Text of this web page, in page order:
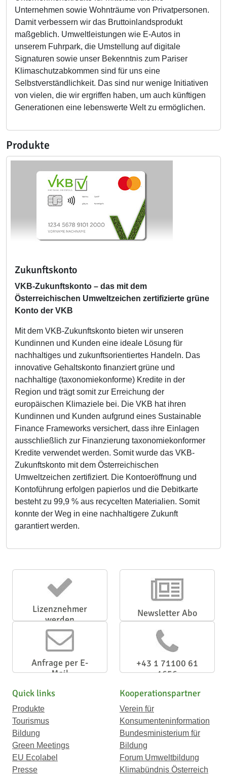
Unternehmen sowie Wohnträume von Privatpersonen.
Damit verbessern wir das Bruttoinlandsprodukt
maßgeblich. Umweltleistungen wie E-Autos in
unserem Fuhrpark, die Umstellung auf digitale
Signaturen sowie unser Bekenntnis zum Pariser
Klimaschutzabkommen sind für uns eine
Selbstverständlichkeit. Das sind nur wenige Initiativen
von vielen, die wir ergriffen haben, um auch künftigen
Generationen eine lebenswerte Welt zu ermöglichen.
Produkte
Zukunftskonto
VKB-Zukunftskonto – das mit dem
Österreichischen Umweltzeichen zertifizierte grüne
Konto der VKB
Mit dem VKB-Zukunftskonto bieten wir unseren
Kundinnen und Kunden eine ideale Lösung für
nachhaltiges und zukunftsorientiertes Handeln. Das
innovative Gehaltskonto finanziert grüne und
nachhaltige (taxonomiekonforme) Kredite in der
Region und trägt somit zur Erreichung der
europäischen Klimaziele bei. Die VKB hat ihren
Kundinnen und Kunden aufgrund eines Sustainable
Finance Frameworks versichert, dass ihre Einlagen
ausschließlich zur Finanzierung taxonomiekonformer
Kredite verwendet werden. Somit wurde das VKB-
Zukunftskonto mit dem Österreichischen
Umweltzeichen zertifiziert. Die Kontoeröffnung und
Kontoführung erfolgen papierlos und die Debitkarte
besteht zu 99,9 % aus recycelten Materialien. Somit
konnte der Weg in eine nachhaltigere Zukunft
garantiert werden.
Lizenznehmer
werden
Newsletter Abo
Anfrage per E-
Mail
+43 1 71100 61
1656
Quick links
Produkte
Tourismus
Bildung
Green Meetings
EU Ecolabel
Presse
Kooperationspartner
Verein für
Konsumenteninformation
Bundesministerium für
Bildung
Forum Umweltbildung
Klimabündnis Österreich